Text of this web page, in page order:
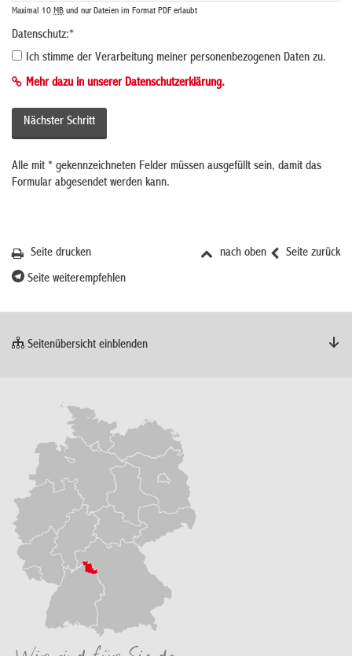
Maximal 10 MB und nur Dateien im Format PDF erlaubt
Datenschutz:*
Ich stimme der Verarbeitung meiner personenbezogenen Daten zu.
Mehr dazu in unserer Datenschutzerklärung.
Alle mit * gekennzeichneten Felder müssen ausgefüllt sein, damit das
Formular abgesendet werden kann.
Seite zurück
nach oben
Seite drucken
Seite weiterempfehlen
Seitenübersicht einblenden